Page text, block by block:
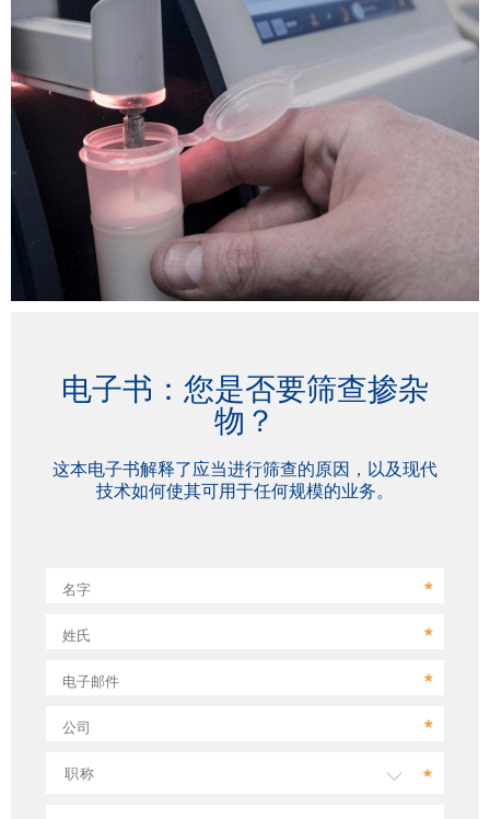
电子书：您是否要筛查掺杂
物？
这本电子书解释了应当进行筛查的原因，以及现代
技术如何使其可用于任何规模的业务。
名字
姓氏
电子邮件
公司